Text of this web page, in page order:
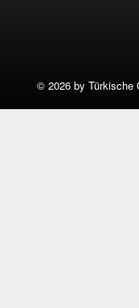
© 2026 by Türkische